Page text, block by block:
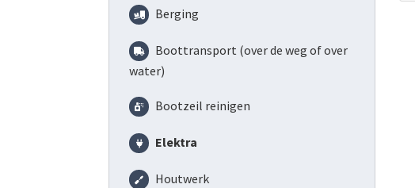
Berging
Boottransport (over de weg of over
water)
Bootzeil reinigen
Elektra
Houtwerk